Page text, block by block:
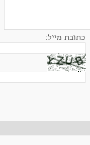
כתובת מייל: